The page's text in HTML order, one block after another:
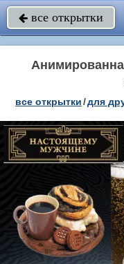
 все открытки
все открытки/для